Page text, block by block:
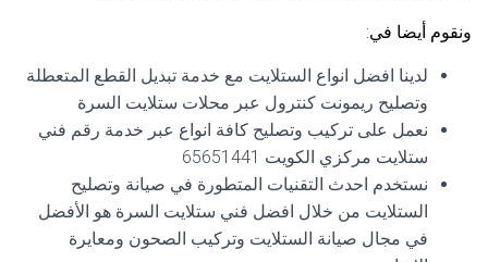
ونقوم أيضا في:
لدينا افضل انواع الستلايت مع خدمة تبديل القطع المتعطلة
وتصليح ريمونت كنترول عبر محلات ستلايت السرة
نعمل على تركيب وتصليح كافة انواع عبر خدمة رقم فني
ستلايت مركزي الكويت 65651441
نستخدم احدث التقنيات المتطورة في صيانة وتصليح
الستلايت من خلال افضل فني ستلايت السرة هو الأفضل
في مجال صيانة الستلايت وتركيب الصحون ومعايرة